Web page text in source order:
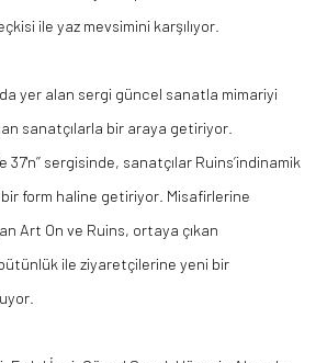
ile yaz mevsimini karşılıyor.
yer alan sergi güncel sanatla mimariyi
sanatçılarla bir araya getiriyor.
37'n’’ sergisinde, sanatçılar Ruins’indinamik
form haline getiriyor. Misafirlerine
Art On ve Ruins, ortaya çıkan
ile ziyaretçilerine yeni bir